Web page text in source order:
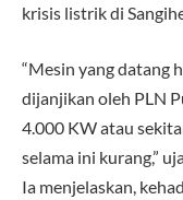
krisis listrik di
“Mesin yang datang
dijanjikan oleh PLN
4.000 KW atau
selama ini kurang,”
Ia menjelaskan,